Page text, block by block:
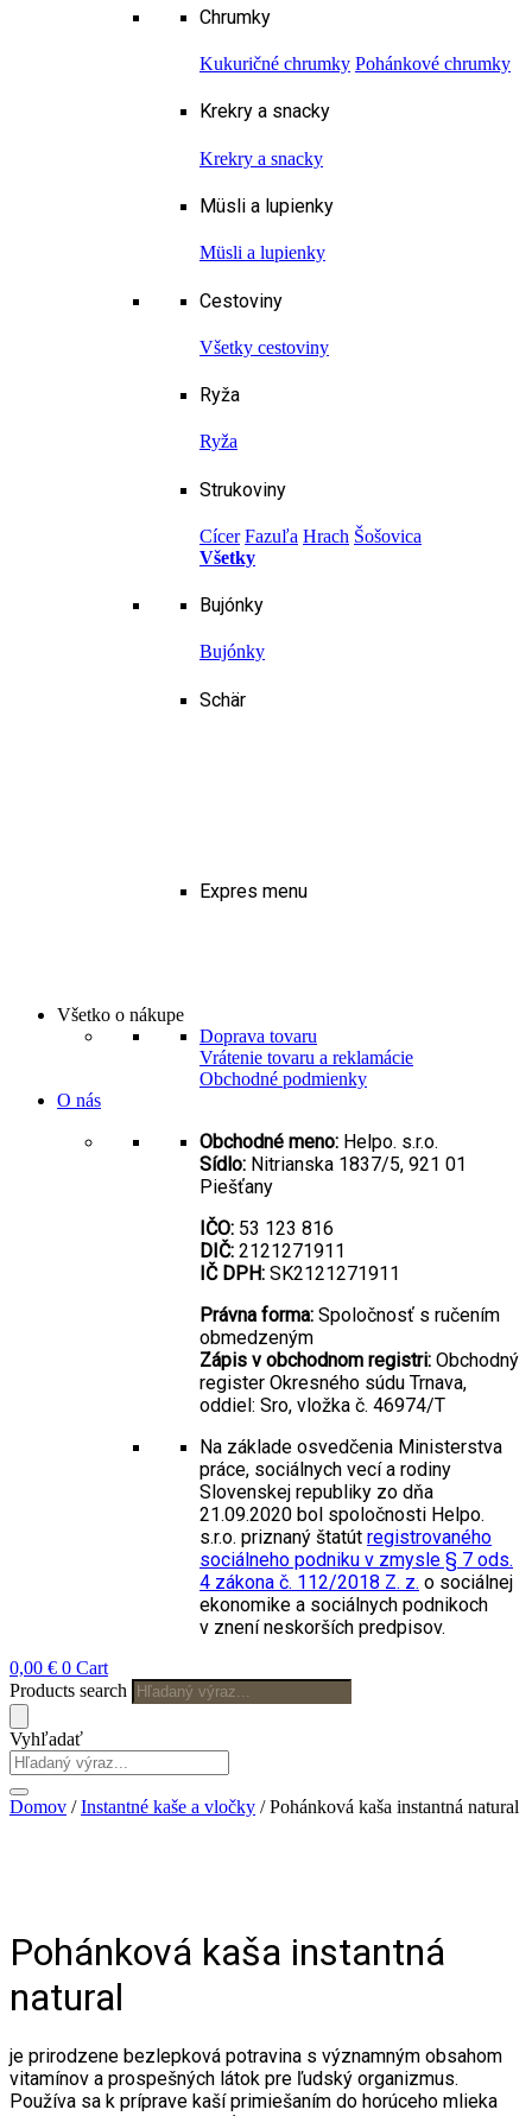
Chrumky
Kukuričné chrumky Pohánkové chrumky
Krekry a snacky
Krekry a snacky
Müsli a lupienky
Müsli a lupienky
Cestoviny
Všetky cestoviny
Ryža
Ryža
Strukoviny
Cícer Fazuľa Hrach Šošovica
Všetky
Bujónky
Bujónky
Schär
Expres menu
Všetko o nákupe
Doprava tovaru
Vrátenie tovaru a reklamácie
Obchodné podmienky
O nás
Obchodné meno: Helpo. s.r.o.
Sídlo: Nitrianska 1837/5, 921 01
Piešťany
IČO: 53 123 816
DIČ: 2121271911
IČ DPH: SK2121271911
Právna forma: Spoločnosť s ručením
obmedzeným
Zápis v obchodnom registri: Obchodný
register Okresného súdu Trnava,
oddiel: Sro, vložka č. 46974/T
Na základe osvedčenia Ministerstva
práce, sociálnych vecí a rodiny
Slovenskej republiky zo dňa
21.09.2020 bol spoločnosti Helpo.
s.r.o. priznaný štatút registrovaného
sociálneho podniku v zmysle § 7 ods.
4 zákona č. 112/2018 Z. z. o sociálnej
ekonomike a sociálnych podnikoch
v znení neskorších predpisov.
0,00 € 0 Cart
Products search
Vyhľadať
Domov /Instantné kaše a vločky / Pohánková kaša instantná natural
Pohánková kaša instantná
natural
je prirodzene bezlepková potravina s významným obsahom
vitamínov a prospešných látok pre ľudský organizmus.
Používa sa k príprave kaší primiešaním do horúceho mlieka